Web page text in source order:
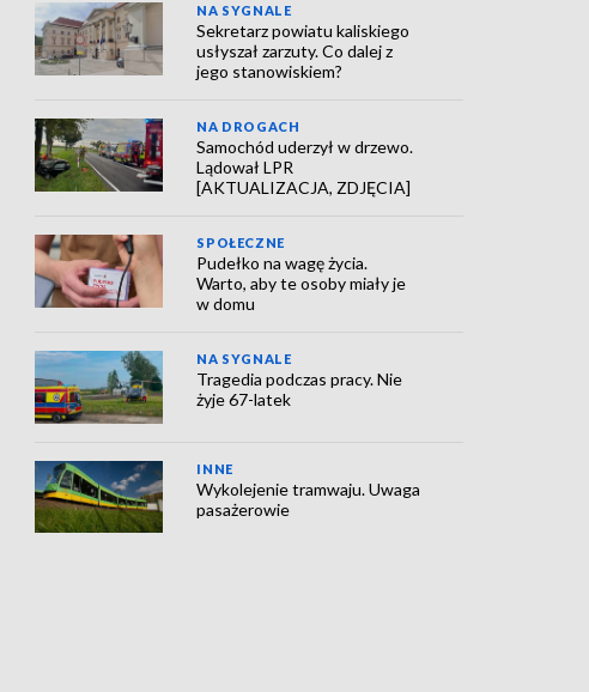
NA SYGNALE
Sekretarz powiatu kaliskiego
usłyszał zarzuty. Co dalej z
jego stanowiskiem?
NA DROGACH
Samochód uderzył w drzewo.
Lądował LPR
[AKTUALIZACJA, ZDJĘCIA]
SPOŁECZNE
Pudełko na wagę życia.
Warto, aby te osoby miały je
w domu
NA SYGNALE
Tragedia podczas pracy. Nie
żyje 67-latek
INNE
Wykolejenie tramwaju. Uwaga
pasażerowie